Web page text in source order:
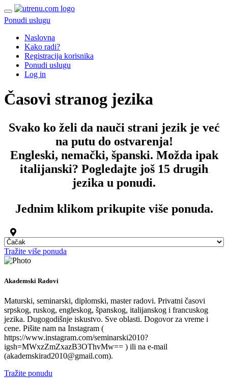
Ponudi uslugu
Naslovna
Kako radi?
Registracija korisnika
Ponudi uslugu
Log in
Časovi stranog jezika
Svako ko želi da nauči strani jezik je već
na putu do ostvarenja!
Engleski, nemački, španski. Možda ipak
italijanski? Pogledajte još 15 drugih
jezika u ponudi.
Jednim klikom prikupite više ponuda.
Tražite više ponuda
Akademski Radovi
Maturski, seminarski, diplomski, master radovi. Privatni časovi
srpskog, ruskog, engleskog, španskog, italijanskog i francuskog
jezika. Dugogodišnje iskustvo. Sve oblasti. Dogovor za vreme i
cene. Pišite nam na Instagram (
https://www.instagram.com/seminarski2010?
igsh=MWxzZmZxazB3OThvMw== ) ili na e-mail
(akademskirad2010@gmail.com).
Tražite ponudu